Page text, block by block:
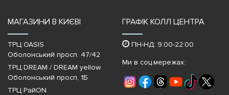
МАГАЗИНИ В КИЄВІ
ТРЦ OASIS
Оболонський просп. 47/42
ТРЦ DREAM / DREAM yellow
Оболонський просп, 1Б
ТРЦ РайON
ГРАФІК КОЛЛ ЦЕНТРА
ПН-НД: 9:00-22:00
Ми в соц.мережах: